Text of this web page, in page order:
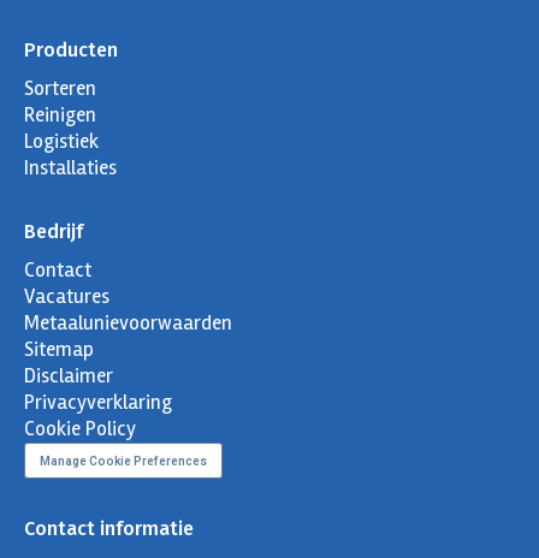
Producten
Sorteren
Reinigen
Logistiek
Installaties
Bedrijf
Contact
Vacatures
Metaalunievoorwaarden
Sitemap
Disclaimer
Privacyverklaring
Cookie Policy
Manage Cookie Preferences
Contact informatie